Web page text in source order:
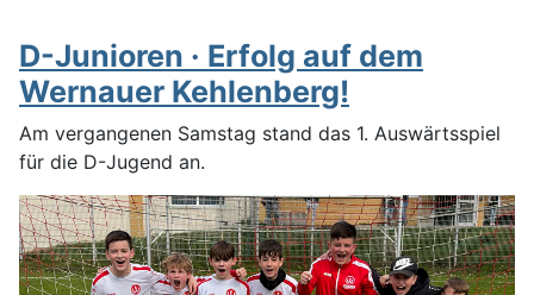
D-Junioren · Erfolg auf dem
Wernauer Kehlenberg!
Am vergangenen Samstag stand das 1. Auswärtsspiel
für die D-Jugend an.